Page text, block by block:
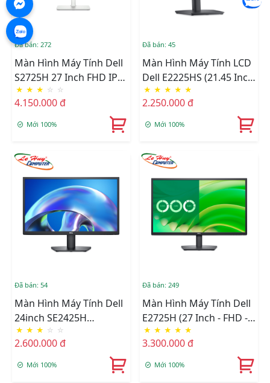
Đã bán: 272
Màn Hình Máy Tính Dell
S2725H 27 Inch FHD IPS
100hz 4ms
★ ★ ★ ☆ ☆
4.150.000 đ
Mới 100%
Đã bán: 45
Màn Hình Máy Tính LCD
Dell E2225HS (21.45 Inch
- FHD - VA - 75Hz)
★ ★ ★ ★ ★
2.250.000 đ
Mới 100%
Đã bán: 54
Màn Hình Máy Tính Dell
24inch SE2425H
(75Hz/VGA/HDMI/LED)
★ ★ ★ ☆ ☆
2.600.000 đ
Mới 100%
Đã bán: 249
Màn Hình Máy Tính Dell
E2725H (27 Inch - FHD -
VA - 75Hz - 5ms)-Vat
3500k
★ ★ ★ ★ ★
3.300.000 đ
Mới 100%